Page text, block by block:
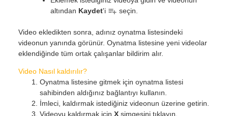
altından Kaydet'i seçin.
Video ekledikten sonra, adınız oynatma listesindeki
videonun yanında görünür. Oynatma listesine yeni videolar
eklendiğinde tüm ortak çalışanlar bildirim alır.
Video Nasıl kaldırılır?
Oynatma listesine gitmek için oynatma listesi
sahibinden aldığınız bağlantıyı kullanın.
İmleci, kaldırmak istediğiniz videonun üzerine getirin.
Videoyu kaldırmak için Xsimgesini tıklayın.